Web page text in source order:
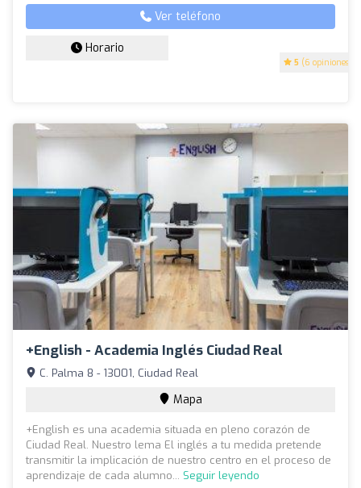
5 (6 opiniones)
Ver teléfono
Horario
+English - Academia Inglés Ciudad Real
C. Palma 8 - 13001, Ciudad Real
Mapa
+English es una academia situada en pleno corazón de
Ciudad Real. Nuestro lema El inglés a tu medida pretende
transmitir la implicación de nuestro centro en el proceso de
aprendizaje de cada alumno... Seguir leyendo